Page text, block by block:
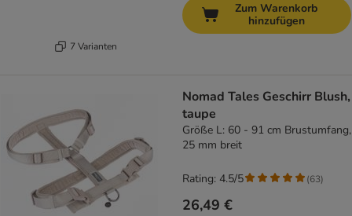
7 Varianten
Zum Warenkorb
hinzufügen
Nomad Tales Geschirr Blush,
taupe
Größe L: 60 - 91 cm Brustumfang,
25 mm breit
26,49 €
Rating: 4.5/5 (63)